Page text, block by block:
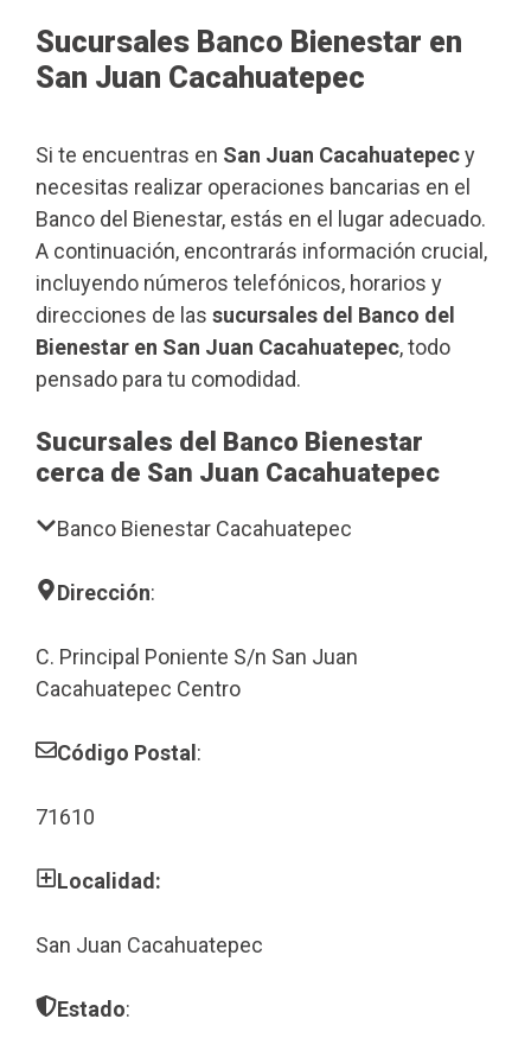
Sucursales Banco Bienestar en
San Juan Cacahuatepec
Si te encuentras en San Juan Cacahuatepecy
necesitas realizar operaciones bancarias en el
Banco del Bienestar, estás en el lugar adecuado.
A continuación, encontrarás información crucial,
incluyendo números telefónicos, horarios y
direcciones de las sucursales del Banco del
Bienestar en San Juan Cacahuatepec, todo
pensado para tu comodidad.
Sucursales del Banco Bienestar
cerca de San Juan Cacahuatepec
Banco Bienestar Cacahuatepec
Dirección:
C. Principal Poniente S/n San Juan
Cacahuatepec Centro
Código Postal:
71610
Localidad:
San Juan Cacahuatepec
Estado: